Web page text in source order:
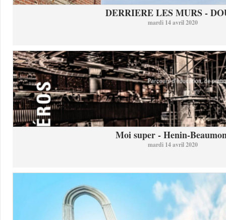
DERRIERE LES MURS -
mardi 14 avril 2020
Moi super - Henin-
mardi 14 avril 2020